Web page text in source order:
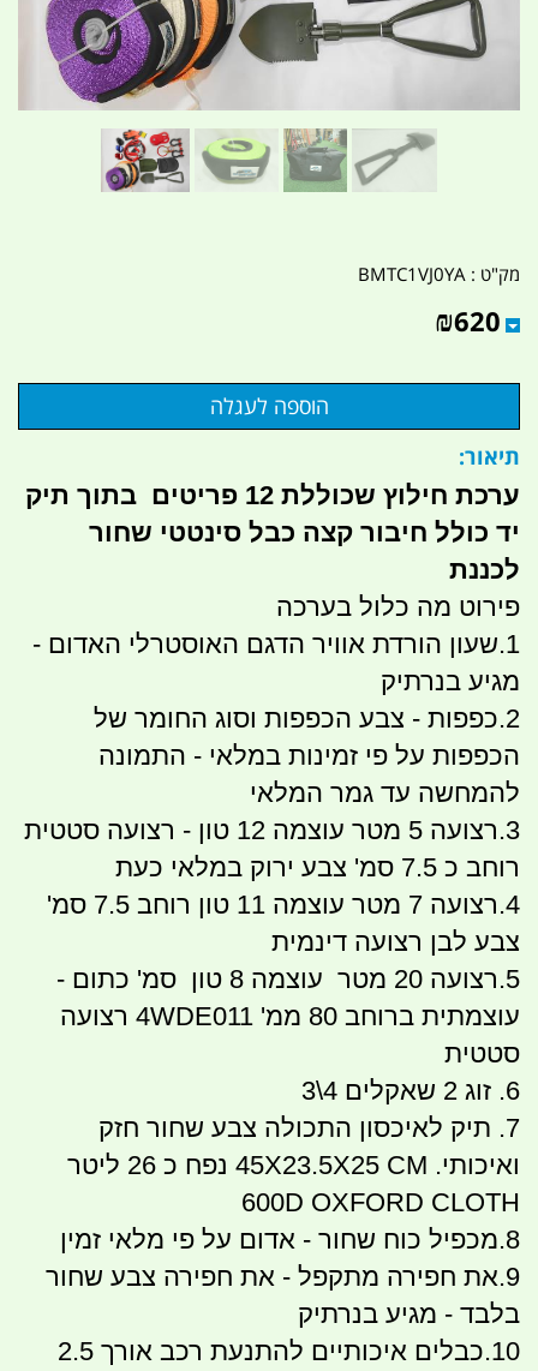
מק"ט : BMTC1VJ0YA
₪620
תיאור:
ערכת חילוץ שכוללת 12 פריטים בתוך תיק
יד כולל חיבור קצה כבל סינטטי שחור
לכננת
פירוט מה כלול בערכה
1.שעון הורדת אוויר הדגם האוסטרלי האדום -
מגיע בנרתיק
2.כפפות - צבע הכפפות וסוג החומר של
הכפפות על פי זמינות במלאי - התמונה
להמחשה עד גמר המלאי
3.רצועה 5 מטר עוצמה 12 טון - רצועה סטטית
רוחב כ 7.5 סמ' צבע ירוק במלאי כעת
4.רצועה 7 מטר עוצמה 11 טון רוחב 7.5 סמ'
צבע לבן רצועה דינמית
5.רצועה 20 מטר עוצמה 8 טון סמ' כתום -
עוצמתית ברוחב 80 ממ' 4WDE011 רצועה
סטטית
6. זוג 2 שאקלים 4\3
7. תיק לאיכסון התכולה צבע שחור חזק
ואיכותי. 45X23.5X25 CM נפח כ 26 ליטר
600D OXFORD CLOTH
8.מכפיל כוח שחור - אדום על פי מלאי זמין
9.את חפירה מתקפל - את חפירה צבע שחור
בלבד - מגיע בנרתיק
10.כבלים איכותיים להתנעת רכב אורך 2.5